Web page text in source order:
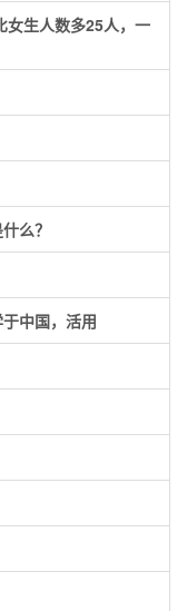
女生人数多25人，一
么？
中国，活用